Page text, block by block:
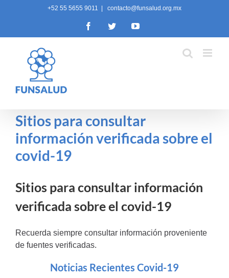
+52 55 5655 9011 contacto@funsalud.org.mx
FacebookTwitterYouTube
Sitios para consultar
información verificada sobre el
covid-19
Sitios para consultar información
verificada sobre el covid-19
Recuerda siempre consultar información proveniente
de fuentes verificadas.
Noticias Recientes Covid-19